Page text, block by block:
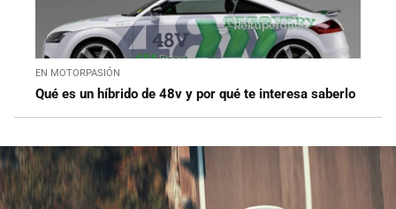
EN MOTORPASIÓN
Qué es un híbrido de 48v y por qué te interesa saberlo